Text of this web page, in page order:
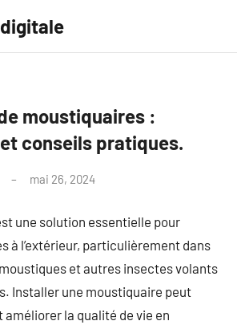
moustiquaires :
conseils pratiques.
mai 26, 2024
une solution essentielle pour
à l’extérieur, particulièrement dans
et autres insectes volants
Installer une moustiquaire peut
la qualité de vie en